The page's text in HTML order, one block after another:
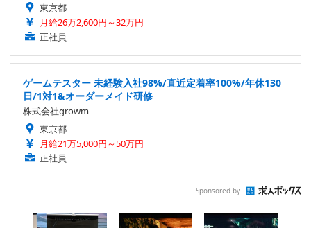
東京都
月給26万2,600円～32万円
正社員
ゲームテスター 未経験入社98%/直近定着率100%/年休130
日/1対1&オーダーメイド研修
株式会社growm
東京都
月給21万5,000円～50万円
正社員
Sponsored by